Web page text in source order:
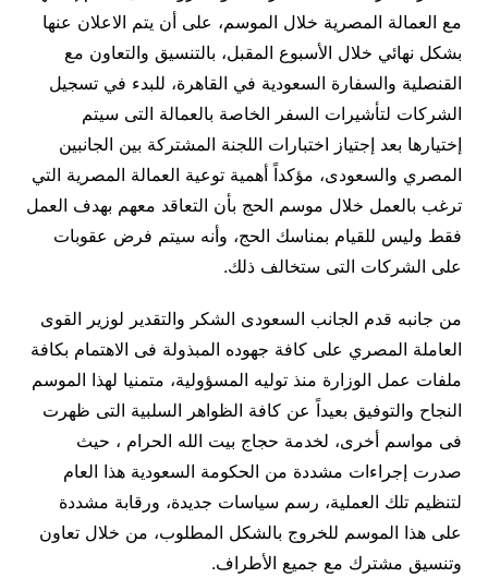
مع العمالة المصرية خلال الموسم، على أن يتم الاعلان عنها
بشكل نهائي خلال الأسبوع المقبل، بالتنسيق والتعاون مع
القنصلية والسفارة السعودية في القاهرة، للبدء في تسجيل
الشركات لتأشيرات السفر الخاصة بالعمالة التى سيتم
إختيارها بعد إجتياز اختبارات اللجنة المشتركة بين الجانبين
المصري والسعودى، مؤكداً أهمية توعية العمالة المصرية التي
ترغب بالعمل خلال موسم الحج بأن التعاقد معهم بهدف العمل
فقط وليس للقيام بمناسك الحج، وأنه سيتم فرض عقوبات
على الشركات التى ستخالف ذلك.
من جانبه قدم الجانب السعودى الشكر والتقدير لوزير القوى
العاملة المصري على كافة جهوده المبذولة فى الاهتمام بكافة
ملفات عمل الوزارة منذ توليه المسؤولية، متمنيا لهذا الموسم
النجاح والتوفيق بعيداً عن كافة الظواهر السلبية التى ظهرت
فى مواسم أخرى، لخدمة حجاج بيت الله الحرام ، حيث
صدرت إجراءات مشددة من الحكومة السعودية هذا العام
لتنظيم تلك العملية، رسم سياسات جديدة، ورقابة مشددة
على هذا الموسم للخروج بالشكل المطلوب، من خلال تعاون
وتنسيق مشترك مع جميع الأطراف.